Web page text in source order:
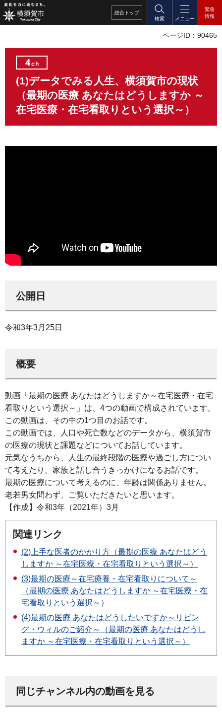
総合 トップ
検索
メニュー
緊急
情報
ページID：90465
(1)データでみる人生、横須賀市の現状
（最期の医療 あなたはどうしますか ～
在宅医療・在宅看取りという選択～）
公開日
令和3年3月25日
概要
動画「最期の医療 あなたはどうしますか～在宅医療・在宅
看取りという選択～」は、4つの動画で構成されています。
この動画は、その中の1つ目のお話です。
この動画では、人口や死亡数などのデータから、横須賀市
の医療の現状と課題などについてお話しています。
元気なうちから、人生の最終段階の医療や過ごし方につい
て考えたり、家族と話し合うきっかけになるお話です。
最期の医療について考えるのに、年齢は関係ありません。
老若男女問わず、ご覧いただきたいと思います。
【作成】令和3年（2021年）3月
関連リンク
(2)上手な医者のかかり方（最期の医療 あなたはどう
しますか ～在宅医療・在宅看取りという選択～）
(3)最期の医療～在宅療養・在宅看取りについて～
（最期の医療 あなたはどうしますか ～在宅医療・在
宅看取りという選択～）
(4)最期の医療 あなたはどうしたいですか～リビン
グ・ウィルのご紹介～（最期の医療 あなたはどうし
ますか ～在宅医療・在宅看取りという選択～）
同じチャンネル内の動画を見る